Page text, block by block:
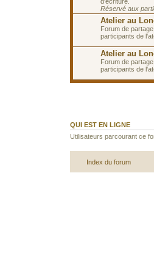
Réservé aux
Atelier au
Forum de
participants de
Atelier au
Forum de
participants de
QUI EST EN LIGNE
Utilisateurs parcourant ce
Index du forum